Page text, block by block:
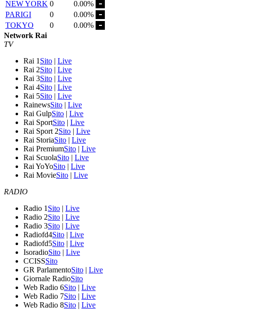
NEW YORK 0
0.00%
PARIGI
0
0.00%
TOKYO
0
0.00%
Network Rai
TV
Rai 1 Sito | Live
Rai 2Sito | Live
Rai 3Sito | Live
Rai 4Sito | Live
Rai 5Sito | Live
RainewsSito | Live
Rai GulpSito | Live
Rai SportSito | Live
Rai Sport 2Sito | Live
Rai StoriaSito | Live
Rai PremiumSito | Live
Rai ScuolaSito | Live
Rai YoYoSito | Live
Rai MovieSito | Live
RADIO
Radio 1 Sito | Live
Radio 2Sito | Live
Radio 3Sito | Live
Radiofd4Sito | Live
Radiofd5Sito | Live
IsoradioSito | Live
CCISSSito
GR ParlamentoSito | Live
Giornale RadioSito
Web Radio 6Sito | Live
Web Radio 7Sito | Live
Web Radio 8Sito | Live